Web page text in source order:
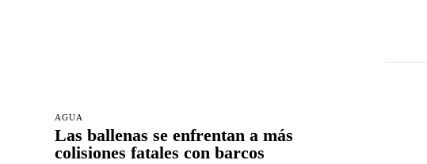
AGUA
Las ballenas se enfrentan a más
colisiones fatales con barcos